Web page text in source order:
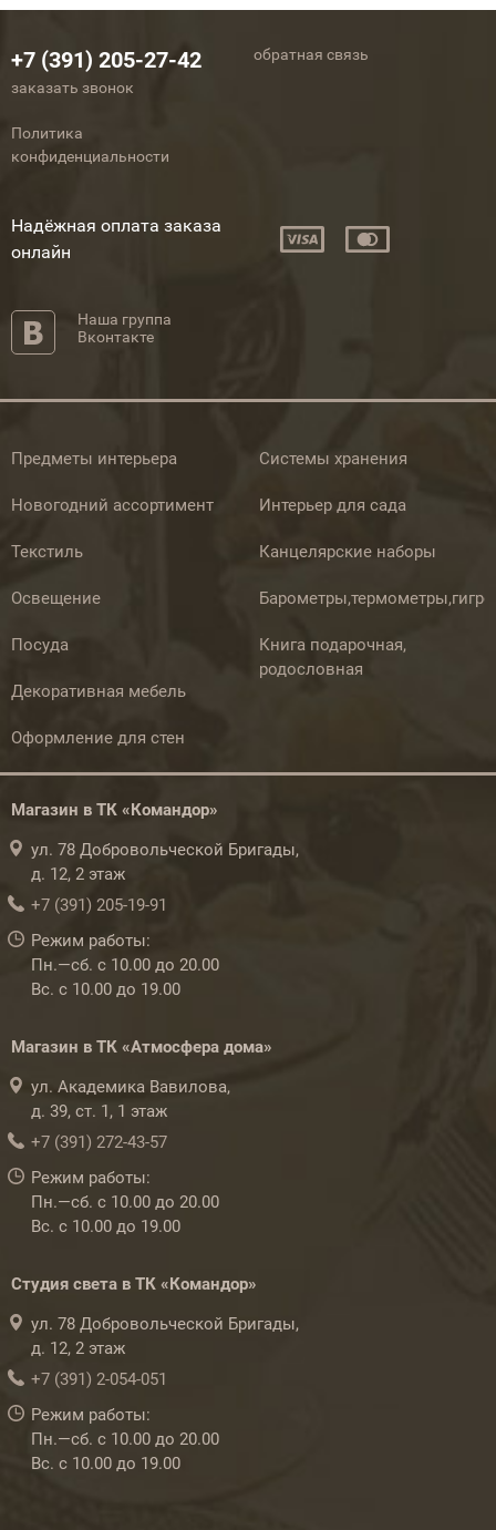
+7 (391) 205-27-42
заказать звонок
обратная связь
Политика
конфиденциальности
Надёжная оплата заказа
онлайн
Наша группа
Вконтакте
Предметы интерьера
Новогодний ассортимент
Текстиль
Освещение
Посуда
Декоративная мебель
Оформление для стен
Системы хранения
Интерьер для сада
Канцелярские наборы
Книга подарочная,
родословная
Магазин в ТК «Командор»
ул. 78 Добровольческой Бригады,
д. 12, 2 этаж
+7 (391) 205-19-91
Режим работы:
Пн.—сб. с 10.00 до 20.00
Вс. с 10.00 до 19.00
Магазин в ТК «Атмосфера дома»
ул. Академика Вавилова,
д. 39, ст. 1, 1 этаж
+7 (391) 272-43-57
Режим работы:
Пн.—сб. с 10.00 до 20.00
Вс. с 10.00 до 19.00
Студия света в ТК «Командор»
ул. 78 Добровольческой Бригады,
д. 12, 2 этаж
+7 (391) 2-054-051
Режим работы:
Пн.—сб. с 10.00 до 20.00
Вс. с 10.00 до 19.00